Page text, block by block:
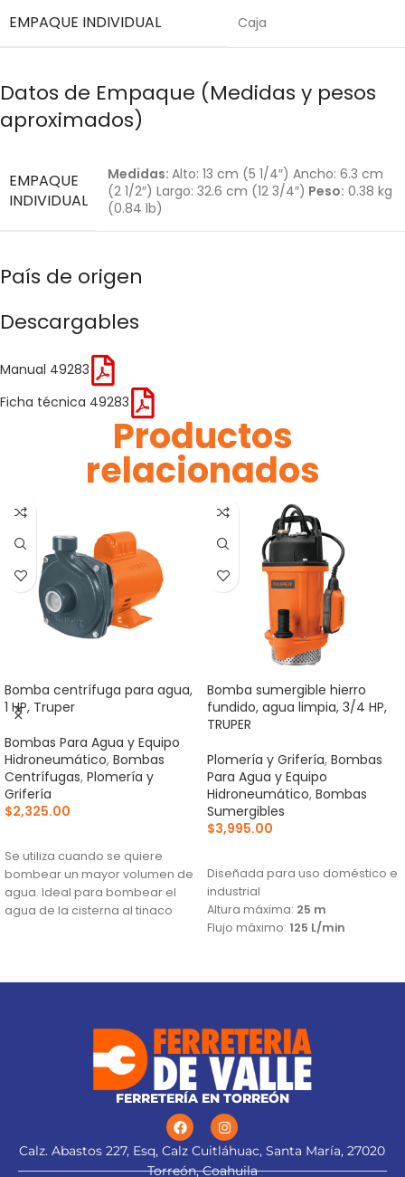
EMPAQUE INDIVIDUAL Caja
Datos de Empaque (Medidas y pesos
aproximados)
EMPAQUE
INDIVIDUAL
Medidas: Alto: 13 cm (5 1/4″) Ancho: 6.3 cm
(2 1/2″) Largo: 32.6 cm (12 3/4″) Peso: 0.38 kg
(0.84 lb)
País de origen
Descargables
Manual 49283
Ficha técnica 49283
Productos
relacionados
Bomba centrífuga para agua,
1 HP, Truper
Bombas Para Agua y Equipo
Hidroneumático, Bombas
Centrífugas, Plomería y
Grifería
$2,325.00
Se utiliza cuando se quiere
bombear un mayor volumen de
agua. Ideal para bombear el
agua de la cisterna al tinaco
Bomba sumergible hierro
fundido, agua limpia, 3/4 HP,
TRUPER
Plomería y Grifería, Bombas
Para Agua y Equipo
Hidroneumático, Bombas
Sumergibles
$3,995.00
Diseñada para uso doméstico e
industrial
Altura máxima: 25 m
Flujo máximo: 125 L/min
FERRETERÍA EN TORREÓN
Calz. Abastos 227, Esq, Calz Cuitláhuac, Santa María, 27020
Torreón, Coahuila